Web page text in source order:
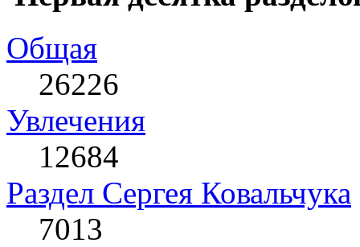
Общая
26226
Увлечения
12684
Раздел Сергея Ковальчука
7013